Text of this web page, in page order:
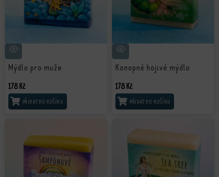
Mýdlo pro muže
178 Kč
PŘIDAT DO KOŠÍKU
Konopné hojivé mýdlo
178 Kč
PŘIDAT DO KOŠÍKU